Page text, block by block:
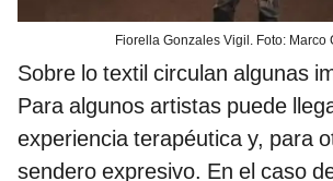
Fiorella Gonzales Vigil. Foto: Marco
Sobre lo textil circulan algunas
Para algunos artistas puede
experiencia terapéutica y, para
sendero expresivo. En el caso